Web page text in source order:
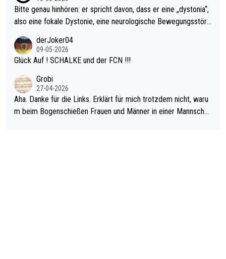
Bitte genau hinhören: er spricht davon, dass er eine „dystonia“,
also eine fokale Dystonie, eine neurologische Bewegungsstöru
erden, im Arm hat. Und, dass Medikamente ihm helfen! Ich glau
be immer noch, dass sehr viele der Dartits-Fälle fälschlich psy
diese könnten teils wirksam behandelt werden! Dafür müsste
man nur zum Neurologen und nicht zum Mentaltrainer gehen…
derJoker04
09-05-2026
Glück Auf ! SCHALKE und der FCN !!!
Grobi
27-04-2026
Aha. Danke für die Links. Erklärt für mich trotzdem nicht, waru
m beim Bogenschießen Frauen und Männer in einer Mannschaf